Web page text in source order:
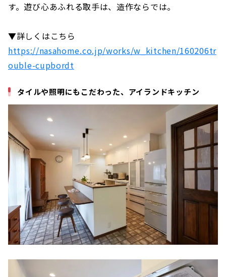
す。遊び心あふれる取手は、造作ならでは。
▼詳しくはこちら
https://nasahome.co.jp/works/w_kitchen/160206tr
ouble-cupbordt
タイルや照明にもこだわった、アイランドキッチン